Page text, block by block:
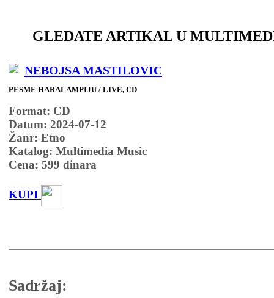
GLEDATE ARTIKAL U
NEBOJSA MASTILOVIC
PESME HARALAMPIJU / LIVE, CD
Format: CD
Datum: 2024-07-12
Žanr: Etno
Katalog: Multimedia Music
Cena: 599 dinara
KUPI
Sadržaj: